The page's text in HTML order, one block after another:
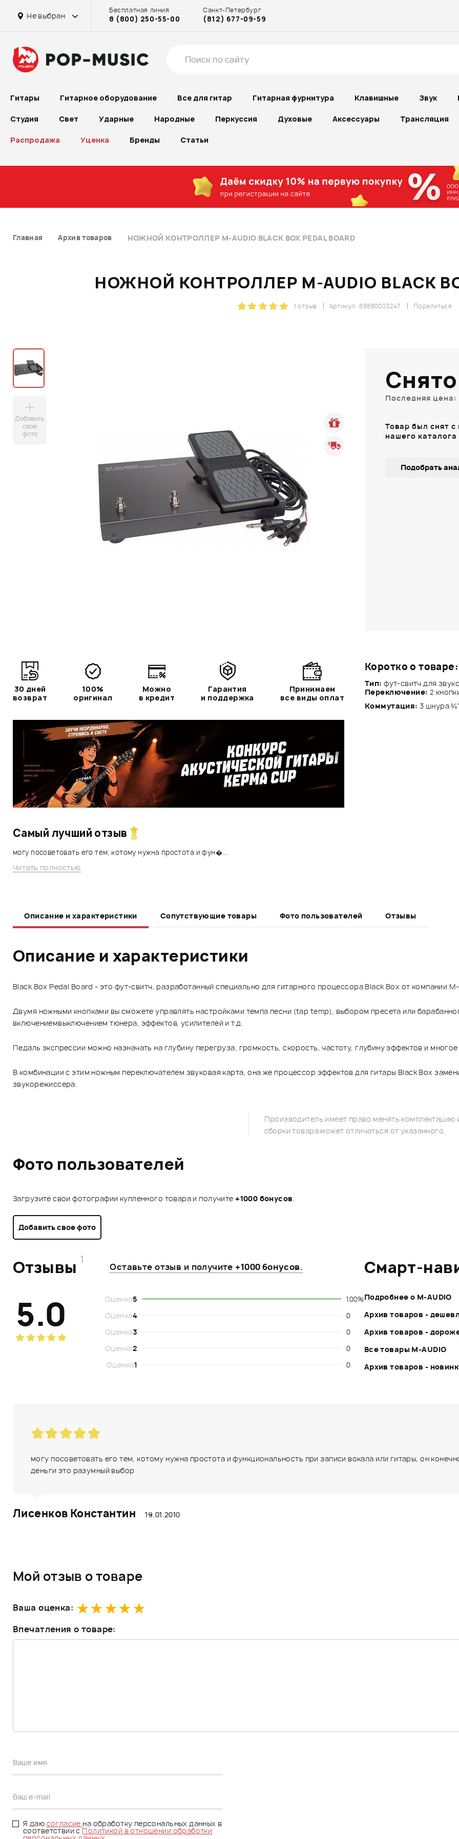
Не выбран
Бесплатная линия
8 (800) 250-55-00
Санкт-Петербург
(812) 677-09-59
Гитары Гитарное оборудование Все для гитар Гитарная фурнитура Клавишные Звук
Студия Свет Ударные Народные Перкуссия Духовые Аксессуары Трансляция
Распродажа Уценка Бренды Статьи
Главная Архив товаров НОЖНОЙ КОНТРОЛЛЕР M-AUDIO BLACK BOX PEDAL BOARD
НОЖНОЙ КОНТРОЛЛЕР M-AUDIO BLACK
Поделиться
Артикул: 88880003247
1 отзыв
Добавить
свое
фото
Коротко о товаре:
Тип: фут-свитч для
Переключение: 2
Коммутация: 3 шнура
Последняя цена:
Товар был снят
нашего каталога
Подобрать
30 дней
возврат
100%
оригинал
Можно
в кредит
Гарантия
и поддержка
Принимаем
все виды оплат
Самый лучший отзыв
могу посоветовать его тем, котому нужна простота и фун�...
Читать полностью
Описание и характеристики Сопутствующие товары Фото пользователей Отзывы
Описание и характеристики
Black Box Pedal Board - это фут-свитч, разработанный специально для гитарного процессора Black Box от компании
Двумя ножными кнопками вы сможете управлять настройками темпа песни (tap temp), выбором пресета или
включениемвыключением тюнера, эффектов, усилителей и т.д.
Педаль экспрессии можно назначать на глубину перегруза, громкость, скорость, частоту, глубину эффектов и
В комбинации с этим ножным переключателем звуковая карта, она же процессор эффектов для гитары Black Box
звукорежиссера.
Производитель имеет право менять
сборки товара может отличаться от указанного.
Фото пользователей
Загрузите свои фотографии купленного товара и получите+1000 бонусов.
Добавить свое фото
Отзывы 1
Оставьте отзыв и получите +1000 бонусов.
5.0 Оценка5
100%
Оценка4
0
Оценка3
0
Оценка2
0
Оценка1 0
Смарт-
Подробнее о M-AUDIO
Архив товаров -
Архив товаров -
Все товары M-AUDIO
Архив товаров -
могу посоветовать его тем, котому нужна простота и функциональность при записи вокала или гитары, он
деньги это разумный выбор
Лисенков Константин 19.01.2010
Мой отзыв о товаре
Ваша оценка:
Впечатления о товаре:
Я даю согласие на обработку персональных данных в
соответствии сПолитикой в отношении обработки